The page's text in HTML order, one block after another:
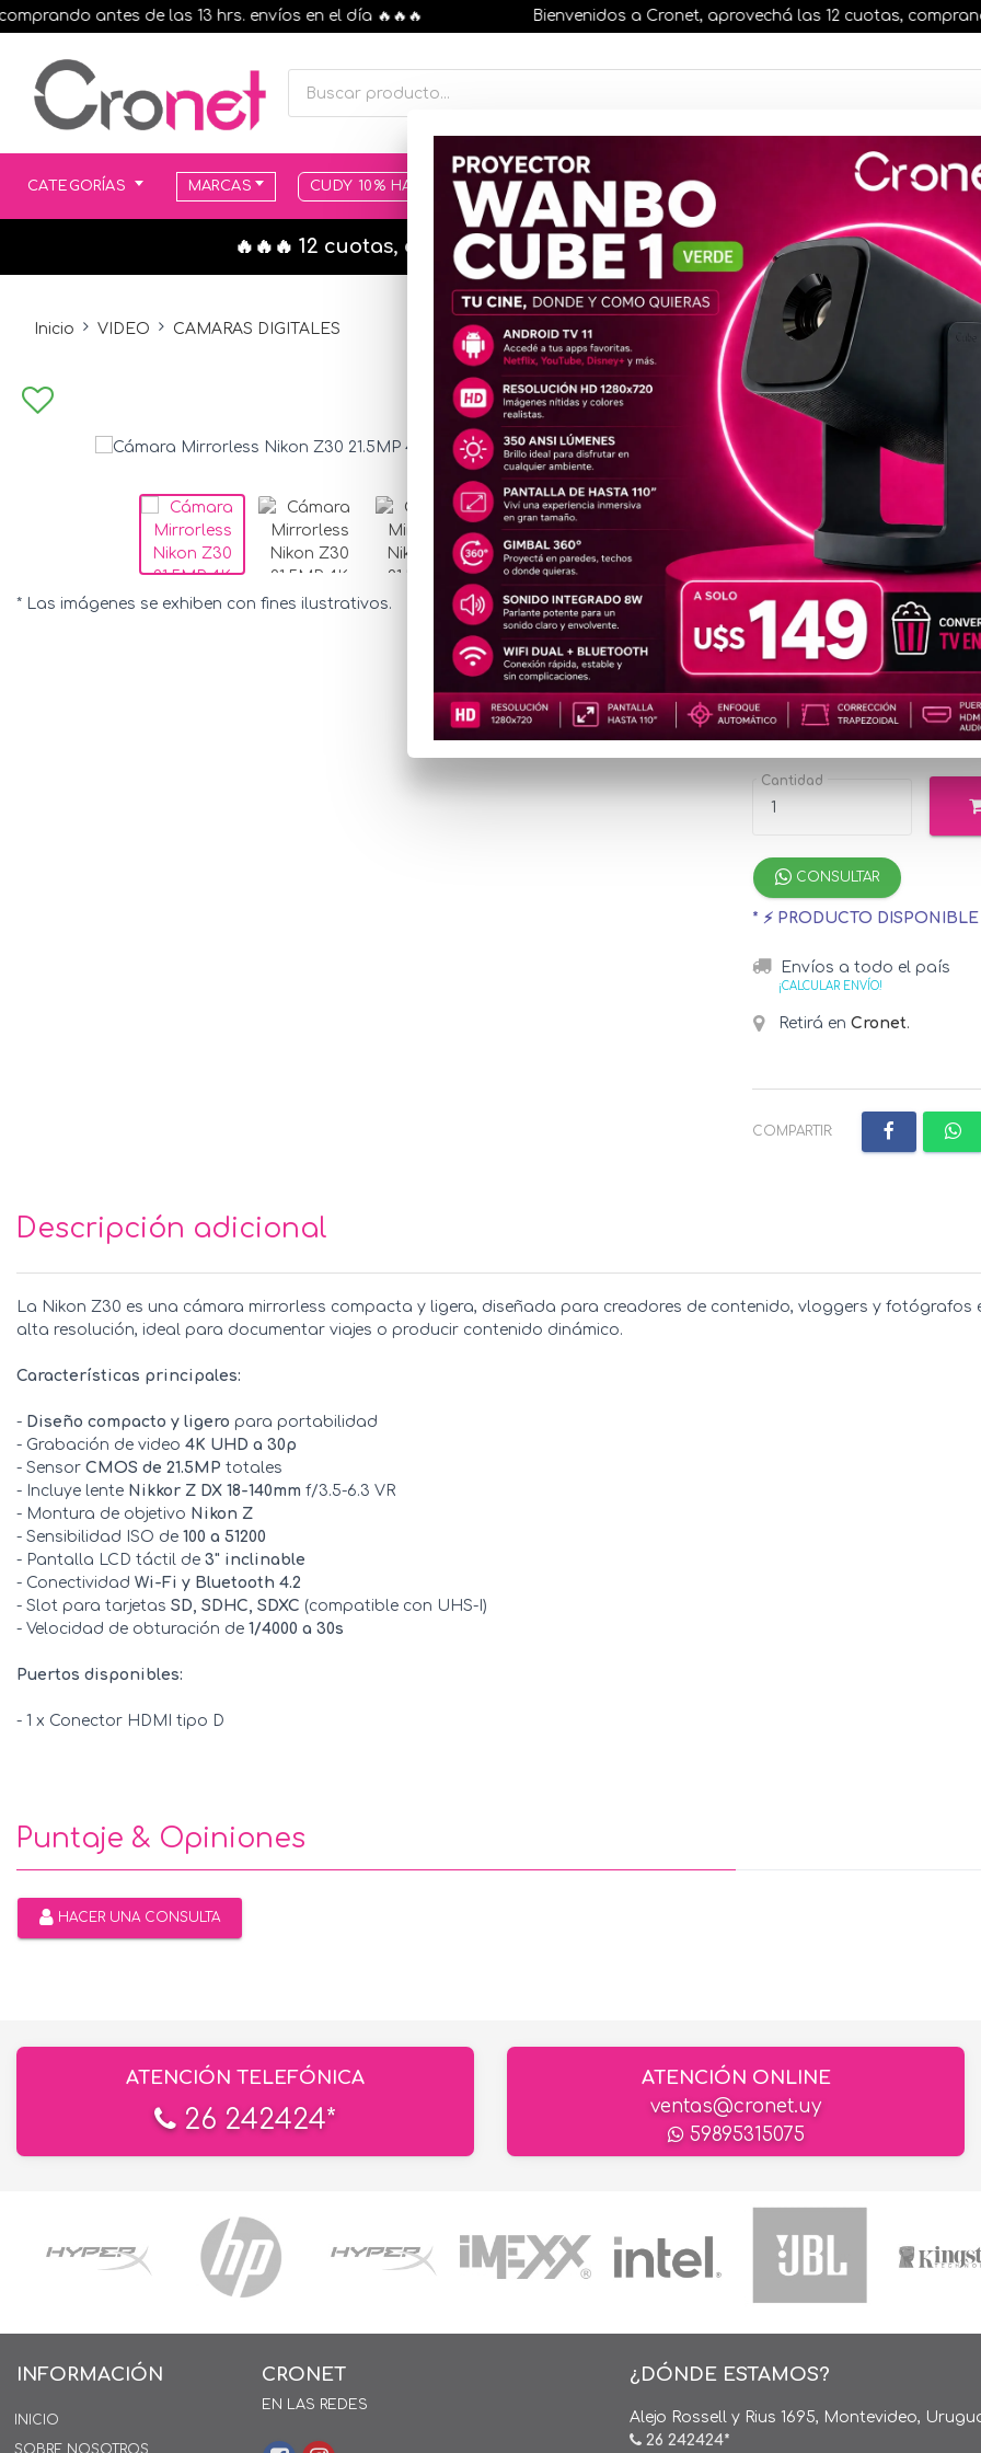
antes de las 13 hrs. envíos en el día 🔥🔥🔥 Bienvenidos a Cronet, aprovechá las 12 cuotas, comprando
CATEGORÍAS MARCAS CUDY 10% HASTA AGOTAR STOCK MOVILIDAD ELÉCTRICA 25% OFF
🔥🔥🔥 12 cuotas, en todos nuestros artículos, comprando antes de las 13
Inicio VIDEO CAMARAS DIGITALES
* Las imágenes se exhiben con fines ilustrativos.
Cámara
21.5MP 4K
CAM796
Precio
especial
u$s1,576.44
¡Hasta 12 cuotas
Cantidad
CONSULTAR
* ⚡ PRODUCTO
Envíos a todo el país
¡CALCULAR ENVÍO!
Retirá en Cronet.
COMPARTIR:
Descripción adicional
La Nikon Z30 es una cámara mirrorless compacta y ligera, diseñada para creadores de contenido, vloggers y fotógrafos
alta resolución, ideal para documentar viajes o producir contenido dinámico.
Características principales:
- Diseño compacto y ligero para portabilidad
- Grabación de video 4K UHD a 30p
- Sensor CMOS de 21.5MP totales
- Incluye lente Nikkor Z DX 18-140mm f/3.5-6.3 VR
- Montura de objetivo Nikon Z
- Sensibilidad ISO de 100 a 51200
- Pantalla LCD táctil de 3" inclinable
- Conectividad Wi-Fi y Bluetooth 4.2
- Slot para tarjetas SD, SDHC, SDXC (compatible con UHS-I)
- Velocidad de obturación de 1/4000 a 30s
Puertos disponibles:
- 1 x Conector HDMI tipo D
Puntaje & Opiniones
HACER UNA CONSULTA
ATENCIÓN TELEFÓNICA
26 242424*
ATENCIÓN ONLINE
ventas@cronet.uy
59895315075
INFORMACIÓN
INICIO
SOBRE NOSOTROS
CRONET
EN LAS REDES
¿DÓNDE ESTAMOS?
Alejo Rossell y Rius 1695, Montevideo,
26 242424*